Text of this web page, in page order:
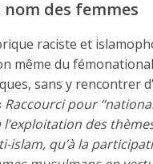
des femmes
raciste et
même du
sans y rencontrer
Raccourci pour
des
islam, qu’à la